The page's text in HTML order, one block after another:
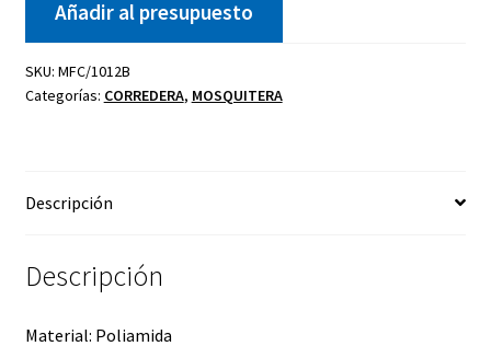
Añadir al presupuesto
SKU: MFC/1012B
Categorías: CORREDERA, MOSQUITERA
Descripción
Descripción
Material: Poliamida